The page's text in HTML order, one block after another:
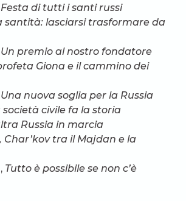
Festa di tutti i santi russi
santità: lasciarsi trasformare da
Un premio al nostro fondatore
Giona e il cammino dei
Una nuova soglia per la Russia
società civile fa la storia
Russia in marcia
, Char’kov tra il Majdan e la
Tutto è possibile se non c’è